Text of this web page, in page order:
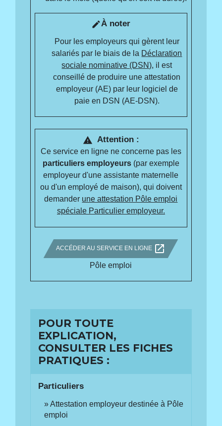
editÀ noter
Pour les employeurs qui gèrent leur
salariés par le biais de la Déclaration
sociale nominative (DSN), il est
conseillé de produire une attestation
employeur (AE) par leur logiciel de
paie en DSN (AE-DSN).
warning Attention :
Ce service en ligne ne concerne pas les
particuliers employeurs(par exemple
employeur d'une assistante maternelle
ou d'un employé de maison), qui doivent
demander une attestation Pôle emploi
spéciale Particulier employeur.
ACCÉDER AU SERVICE EN LIGNE open_in_new
Pôle emploi
POUR TOUTE
EXPLICATION,
CONSULTER LES FICHES
PRATIQUES :
Particuliers
Attestation employeur destinée à Pôle
emploi